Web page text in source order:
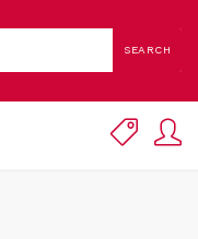
SEARCH